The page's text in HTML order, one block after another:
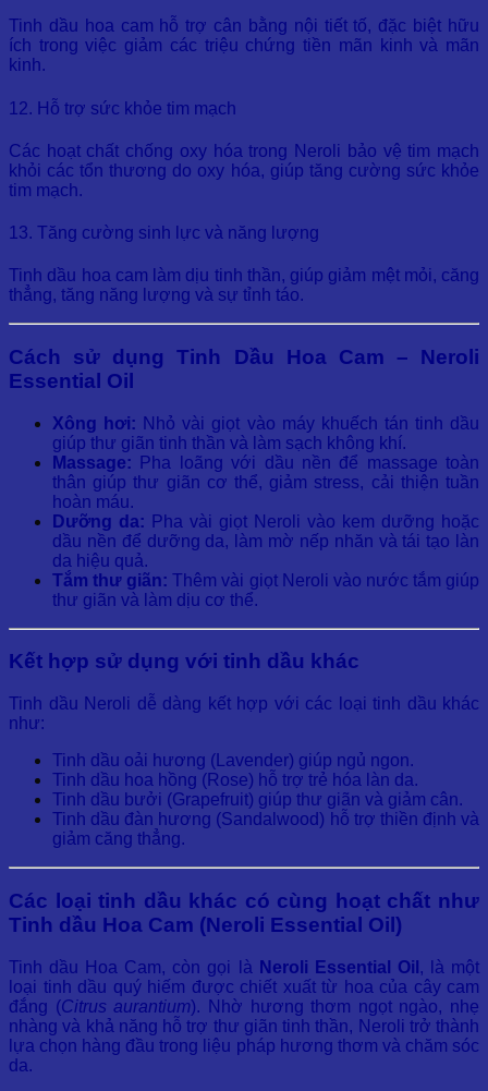
Tinh dầu hoa cam hỗ trợ cân bằng nội tiết tố, đặc biệt hữu
ích trong việc giảm các triệu chứng tiền mãn kinh và mãn
kinh.
12. Hỗ trợ sức khỏe tim mạch
Các hoạt chất chống oxy hóa trong Neroli bảo vệ tim mạch
khỏi các tổn thương do oxy hóa, giúp tăng cường sức khỏe
tim mạch.
13. Tăng cường sinh lực và năng lượng
Tinh dầu hoa cam làm dịu tinh thần, giúp giảm mệt mỏi, căng
thẳng, tăng năng lượng và sự tỉnh táo.
Cách sử dụng Tinh Dầu Hoa Cam – Neroli
Essential Oil
Xông hơi: Nhỏ vài giọt vào máy khuếch tán tinh dầu
giúp thư giãn tinh thần và làm sạch không khí.
Massage: Pha loãng với dầu nền để massage toàn
thân giúp thư giãn cơ thể, giảm stress, cải thiện tuần
hoàn máu.
Dưỡng da: Pha vài giọt Neroli vào kem dưỡng hoặc
dầu nền để dưỡng da, làm mờ nếp nhăn và tái tạo làn
da hiệu quả.
Tắm thư giãn: Thêm vài giọt Neroli vào nước tắm giúp
thư giãn và làm dịu cơ thể.
Kết hợp sử dụng với tinh dầu khác
Tinh dầu Neroli dễ dàng kết hợp với các loại tinh dầu khác
như:
Tinh dầu oải hương (Lavender) giúp ngủ ngon.
Tinh dầu hoa hồng (Rose) hỗ trợ trẻ hóa làn da.
Tinh dầu bưởi (Grapefruit) giúp thư giãn và giảm cân.
Tinh dầu đàn hương (Sandalwood) hỗ trợ thiền định và
giảm căng thẳng.
Các loại tinh dầu khác có cùng hoạt chất như
Tinh dầu Hoa Cam (Neroli Essential Oil)
Tinh dầu Hoa Cam, còn gọi là Neroli Essential Oil , là một
loại tinh dầu quý hiếm được chiết xuất từ hoa của cây cam
đắng (Citrus aurantium). Nhờ hương thơm ngọt ngào, nhẹ
nhàng và khả năng hỗ trợ thư giãn tinh thần, Neroli trở thành
lựa chọn hàng đầu trong liệu pháp hương thơm và chăm sóc
da.